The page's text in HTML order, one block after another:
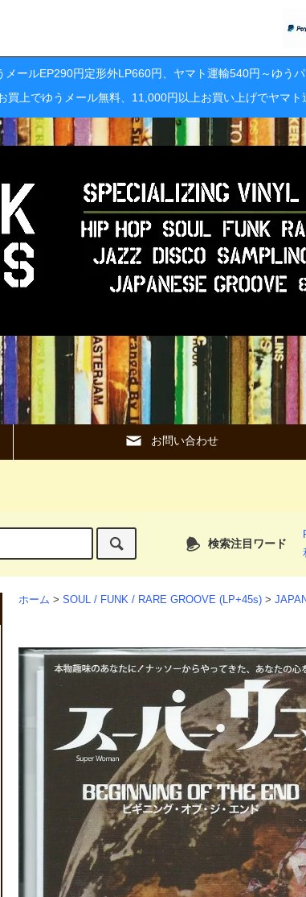
メールEP290円定形外LP660円、ヤマト運輸540円～ゆうパ
買上でゆうメール無料、11,000円以上お買い上げでヤマト
お問い合わせ
検索注目ワード
ホーム > SOUL / FUNK / RARE GROOVE (LP+45s) >